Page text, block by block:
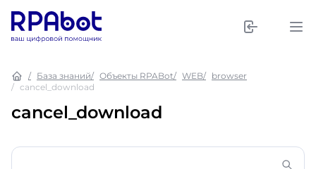
База знаний Объекты RPABot WEB
browser
cancel_download
cancel_download